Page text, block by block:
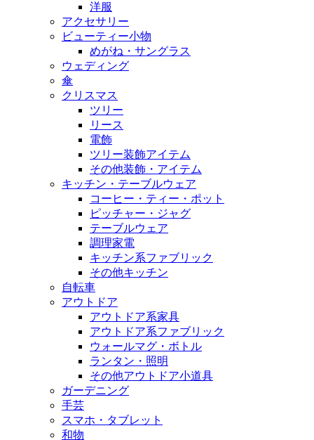
洋服
アクセサリー
ビューティー小物
めがね・サングラス
ウェディング
傘
クリスマス
ツリー
リース
電飾
ツリー装飾アイテム
その他装飾・アイテム
キッチン・テーブルウェア
コーヒー・ティー・ポット
ピッチャー・ジャグ
テーブルウェア
調理家電
キッチン系ファブリック
その他キッチン
自転車
アウトドア
アウトドア系家具
アウトドア系ファブリック
ウォールマグ・ボトル
ランタン・照明
その他アウトドア小道具
ガーデニング
手芸
スマホ・タブレット
和物